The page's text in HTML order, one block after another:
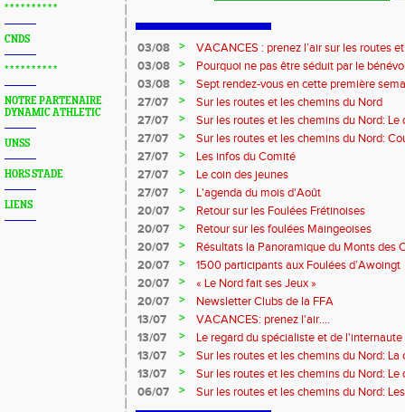
* * * * * * * * * *
CNDS
* * * * * * * * * *
NOTRE PARTENAIRE
DYNAMIC ATHLETIC
UNSS
HORS STADE
LIENS
03/08 >
VACANCES : prenez l’air sur les routes
03/08
>
Pourquoi ne pas être séduit par le
?...
03/08 >
Sept rendez-vous en cette première
27/07
>
Sur les routes et les chemins du Nord
27/07
>
Sur les routes et les chemins du Nord:
27/07
>
Sur les routes et les chemins du Nord:
Marque
27/07 >
Les infos du Comité
27/07
>
Le coin des jeunes
27/07
>
L'agenda du mois d'Août
20/07
>
Retour sur les Foulées Frétinoises
20/07
>
Retour sur les foulées Maingeoises
20/07
>
Résultats la Panoramique du Monts des
20/07
>
1500 participants aux Foulées d’Awoingt
20/07
>
« Le Nord fait ses Jeux »
20/07
>
Newsletter Clubs de la FFA
13/07
>
VACANCES: prenez l'air....
13/07
>
Le regard du spécialiste et de l'internaute
13/07
>
Sur les routes et les chemins du Nord: La
13/07
>
Sur les routes et les chemins du Nord:
06/07
> Sur les routes et les chemins du Nord: